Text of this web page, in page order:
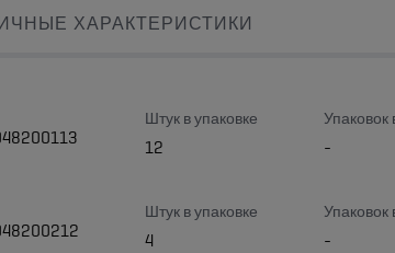
ХАРАКТЕРИСТИКИ
Штук в упаковке
12
Упаковок
-
Штук в упаковке
4
Упаковок
-